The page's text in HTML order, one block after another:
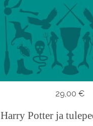
29,00 €
Harry Potter ja